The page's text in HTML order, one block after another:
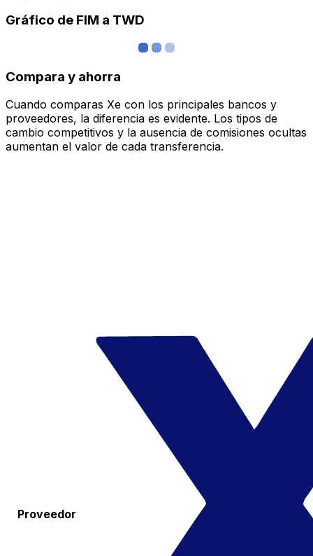
Gráfico de FIM a TWD
Compara y ahorra
Cuando comparas Xe con los principales bancos y
proveedores, la diferencia es evidente. Los tipos de
cambio competitivos y la ausencia de comisiones ocultas
aumentan el valor de cada transferencia.
Proveedor